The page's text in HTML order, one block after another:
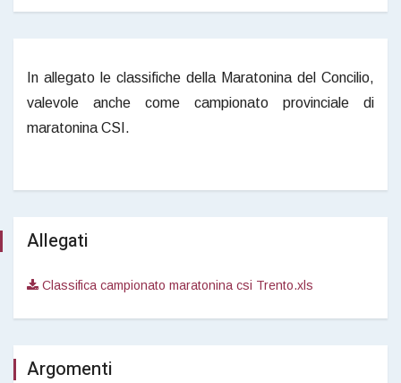
In allegato le classifiche della Maratonina del Concilio,
valevole anche come campionato provinciale di
maratonina CSI.
Allegati
Classifica campionato maratonina csi Trento.xls
Argomenti